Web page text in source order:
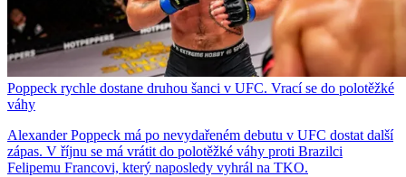
Poppeck rychle dostane druhou šanci v UFC. Vrací se do polotěžké
váhy
Alexander Poppeck má po nevydařeném debutu v UFC dostat další
zápas. V říjnu se má vrátit do polotěžké váhy proti Brazilci
Felipemu Francovi, který naposledy vyhrál na TKO.